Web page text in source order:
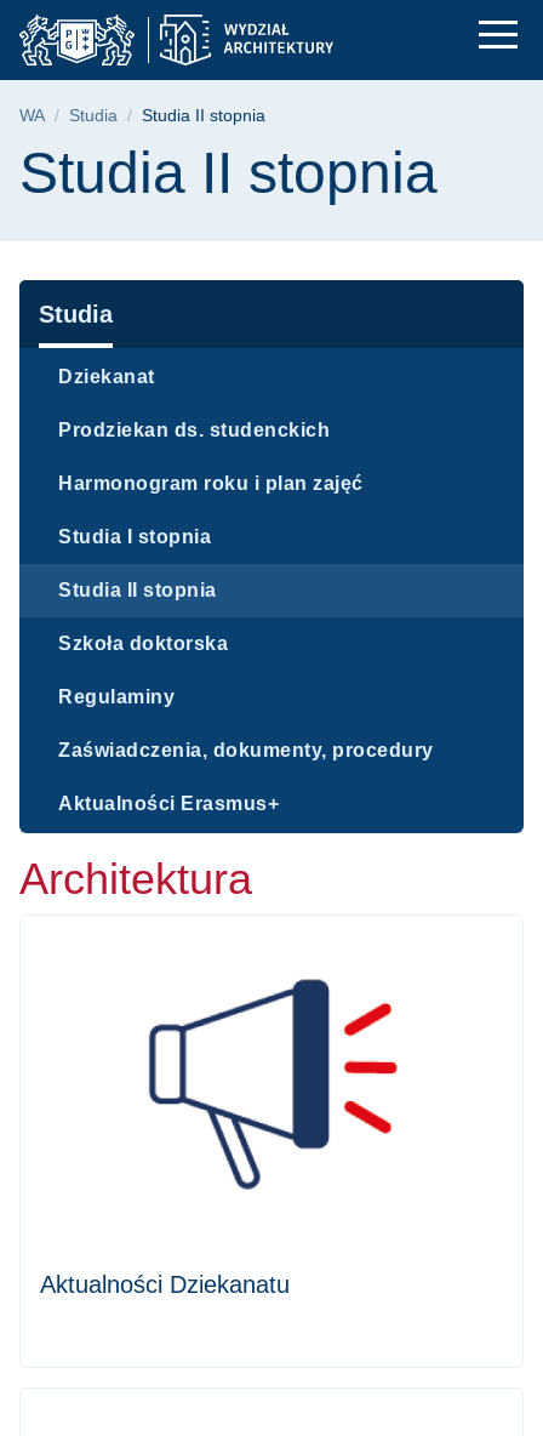
Przejdź
do
menu
Przejdź
do
wyszukiwarki
Przejdź
do
treści
Studia II stopnia |
Ścieżka nawigacyjna
WA Studia Studia II stopnia
Treść strony
Studia II stopnia
Nawigacja
Studia
Dziekanat
Prodziekan ds. studenckich
Harmonogram roku i plan zajęć
Studia I stopnia
Studia II stopnia
Szkoła doktorska
Regulaminy
Zaświadczenia, dokumenty, procedury
Aktualności Erasmus+
Architektura
Aktualności Dziekanatu